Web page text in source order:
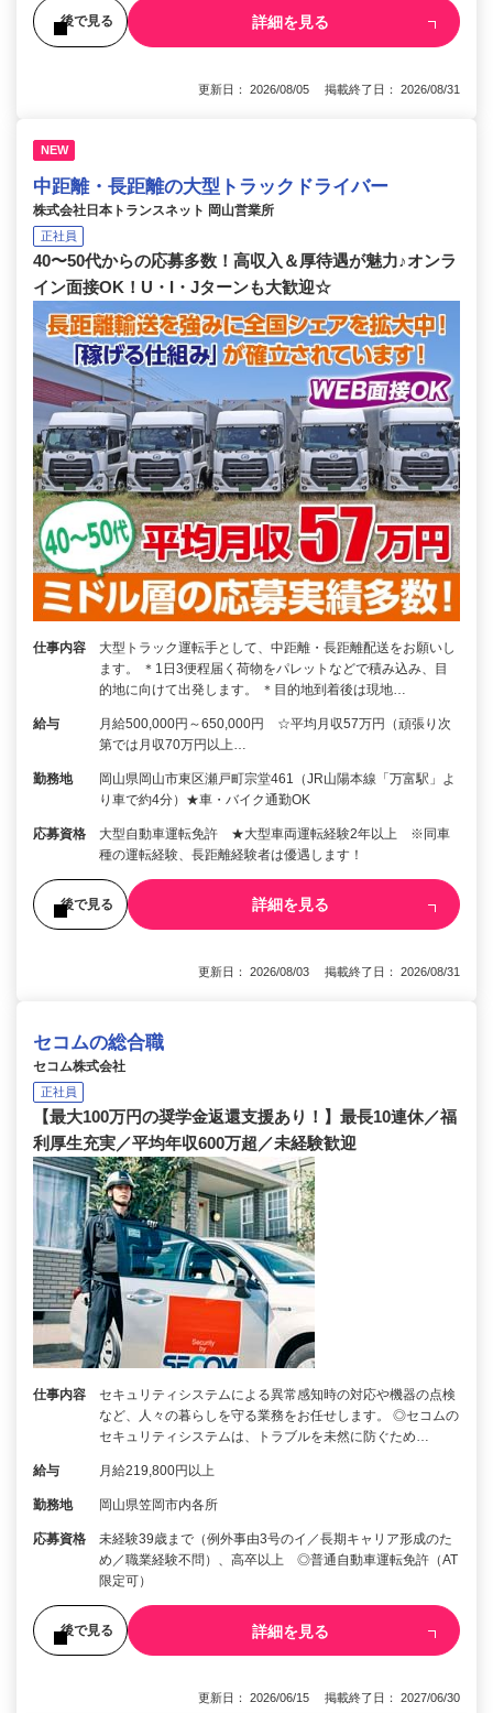
後で見る 詳細を見る
更新日： 2026/08/05 掲載終了日： 2026/08/31
NEW
中距離・長距離の大型トラックドライバー
株式会社日本トランスネット 岡山営業所
正社員
40〜50代からの応募多数！高収入＆厚待遇が魅力♪オンラ
イン面接OK！U・I・Jターンも大歓迎☆
仕事内容
大型トラック運転手として、中距離・長距離配送をお願いし
ます。 ＊1日3便程届く荷物をパレットなどで積み込み、目
的地に向けて出発します。 ＊目的地到着後は現地…
給与
月給500,000円～650,000円 ☆平均月収57万円（頑張り次
第では月収70万円以上…
勤務地
岡山県岡山市東区瀬戸町宗堂461（JR山陽本線「万富駅」よ
り車で約4分）★車・バイク通勤OK
応募資格
大型自動車運転免許 ★大型車両運転経験2年以上 ※同車
種の運転経験、長距離経験者は優遇します！
後で見る 詳細を見る
更新日： 2026/08/03 掲載終了日： 2026/08/31
セコムの総合職
セコム株式会社
正社員
【最大100万円の奨学金返還支援あり！】最長10連休／福
利厚生充実／平均年収600万超／未経験歓迎
仕事内容
セキュリティシステムによる異常感知時の対応や機器の点検
など、人々の暮らしを守る業務をお任せします。 ◎セコムの
セキュリティシステムは、トラブルを未然に防ぐため…
給与 月給219,800円以上
勤務地 岡山県笠岡市内各所
応募資格
未経験39歳まで（例外事由3号のイ／長期キャリア形成のた
め／職業経験不問）、高卒以上 ◎普通自動車運転免許（AT
限定可）
後で見る 詳細を見る
更新日： 2026/06/15 掲載終了日： 2027/06/30